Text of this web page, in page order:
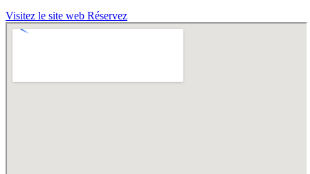
Visitez le site web Réservez